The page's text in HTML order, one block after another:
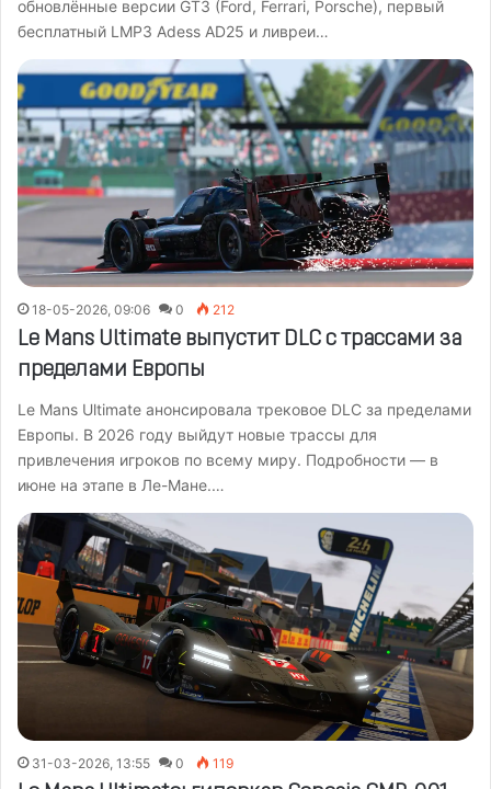
обновлённые версии GT3 (Ford, Ferrari, Porsche), первый
бесплатный LMP3 Adess AD25 и ливреи…
18-05-2026, 09:06 0 212
Le Mans Ultimate выпустит DLC с трассами за
пределами Европы
Le Mans Ultimate анонсировала трековое DLC за пределами
Европы. В 2026 году выйдут новые трассы для
привлечения игроков по всему миру. Подробности — в
июне на этапе в Ле-Мане.…
31-03-2026, 13:55 0 119